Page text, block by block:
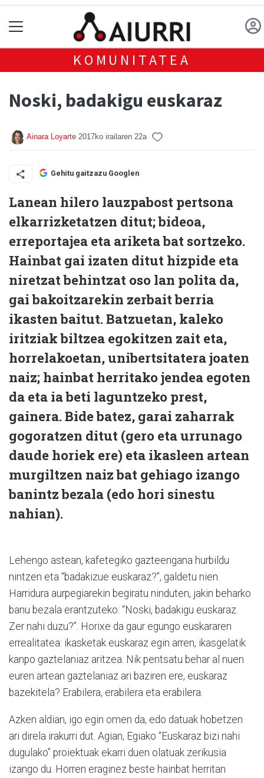
KOMUNITATEA
Noski, badakigu euskaraz
Ainara Loyarte 2017ko irailaren 22a
Gehitu gaitzazu Googlen
Lanean hilero lauzpabost pertsona
elkarrizketatzen ditut; bideoa,
erreportajea eta ariketa bat sortzeko.
Hainbat gai izaten ditut hizpide eta
niretzat behintzat oso lan polita da,
gai bakoitzarekin zerbait berria
ikasten baitut. Batzuetan, kaleko
iritziak biltzea egokitzen zait eta,
horrelakoetan, unibertsitatera joaten
naiz; hainbat herritako jendea egoten
da eta ia beti laguntzeko prest,
gainera. Bide batez, garai zaharrak
gogoratzen ditut (gero eta urrunago
daude horiek ere) eta ikasleen artean
murgiltzen naiz bat gehiago izango
banintz bezala (edo hori sinestu
nahian).
Lehengo astean, kafetegiko gazteengana hurbildu
nintzen eta “badakizue euskaraz?”, galdetu nien.
Harridura aurpegiarekin begiratu ninduten, jakin beharko
banu bezala erantzuteko: “Noski, badakigu euskaraz.
Zer nahi duzu?”. Horixe da gaur egungo euskararen
errealitatea: ikasketak euskaraz egin arren, ikasgelatik
kanpo gaztelaniaz aritzea. Nik pentsatu behar al nuen
euren artean gaztelaniaz ari baziren ere, euskaraz
bazekitela? Erabilera, erabilera eta erabilera.
Azken aldian, igo egin omen da, edo datuak hobetzen
ari direla irakurri dut. Agian, Egiako “Euskaraz bizi nahi
dugulako” proiektuak ekarri duen olatuak zerikusia
izango du. Horren eraginez beste hainbat herritan